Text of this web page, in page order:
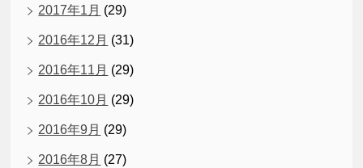
2017年1月 (29)
2016年12月 (31)
2016年11月 (29)
2016年10月 (29)
2016年9月 (29)
2016年8月 (27)